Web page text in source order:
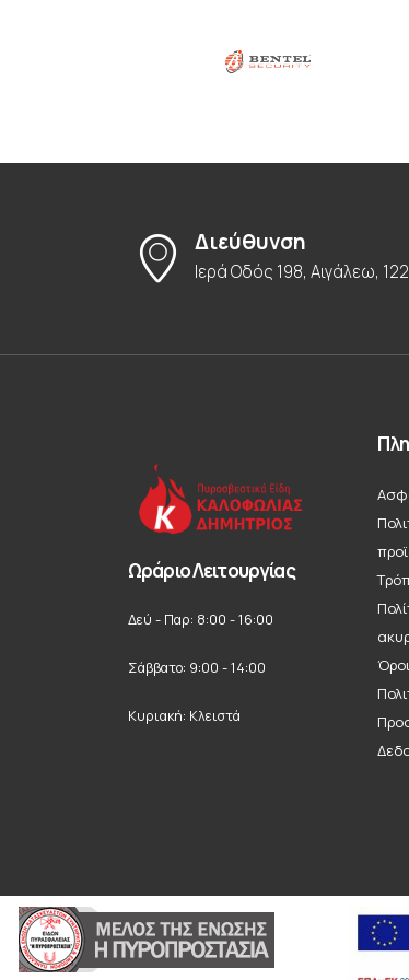
Διεύθυνση
Ιερά Οδός 198, Αιγάλεω,
Ωράριο Λειτουργίας
Δεύ - Παρ: 8:00 - 16:00
Σάββατο: 9:00 - 14:00
Κυριακή: Κλειστά